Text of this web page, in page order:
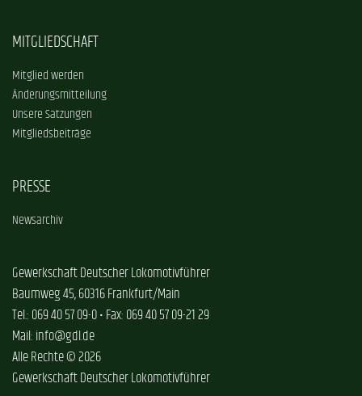
MITGLIEDSCHAFT
Mitglied werden
Änderungsmitteilung
Unsere Satzungen
Mitgliedsbeiträge
PRESSE
Newsarchiv
Gewerkschaft Deutscher Lokomotivführer
Baumweg 45, 60316 Frankfurt/Main
Tel.: 069 40 57 09-0 • Fax: 069 40 57 09-21 29
Mail: info@gdl.de
Alle Rechte © 2026
Gewerkschaft Deutscher Lokomotivführer